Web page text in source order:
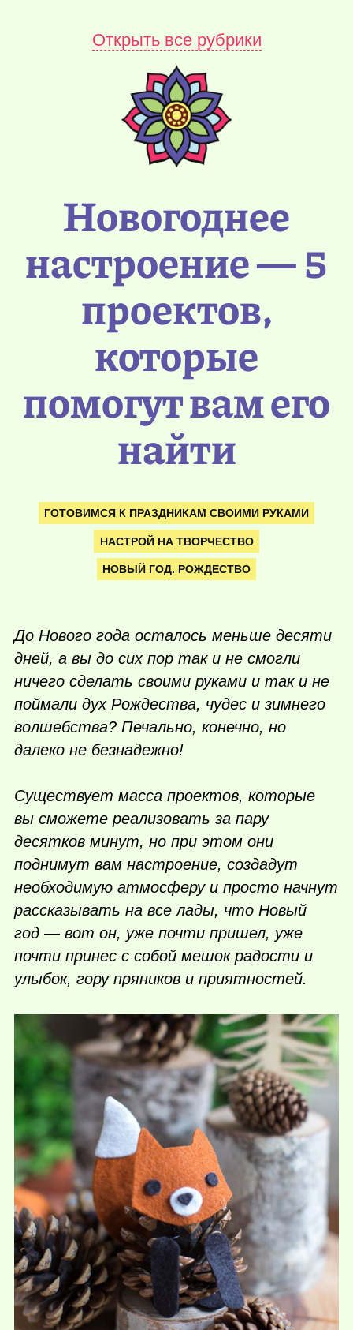
Открыть все рубрики
Новогоднее
настроение — 5
проектов,
которые
помогут вам его
найти
ГОТОВИМСЯ К ПРАЗДНИКАМ СВОИМИ РУКАМИ
НАСТРОЙ НА ТВОРЧЕСТВО
НОВЫЙ ГОД. РОЖДЕСТВО
До Нового года осталось меньше десяти
дней, а вы до сих пор так и не смогли
ничего сделать своими руками и так и не
поймали дух Рождества, чудес и зимнего
волшебства? Печально, конечно, но
далеко не безнадежно!
Существует масса проектов, которые
вы сможете реализовать за пару
десятков минут, но при этом они
поднимут вам настроение, создадут
необходимую атмосферу и просто начнут
рассказывать на все лады, что Новый
год — вот он, уже почти пришел, уже
почти принес с собой мешок радости и
улыбок, гору пряников и приятностей.